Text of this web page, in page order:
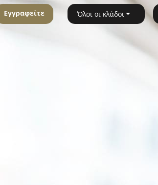
Εγγραφείτε Όλοι οι κλάδοι